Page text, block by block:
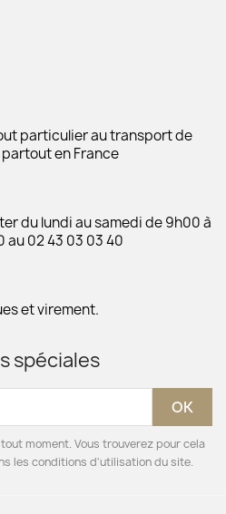
particulier au transport de
en France
du lundi au samedi de 9h00 à
au 02 43 03 03 40
et virement.
spéciales
moment. Vous trouverez pour cela
les conditions d'utilisation du site.